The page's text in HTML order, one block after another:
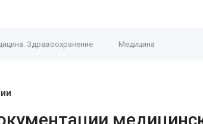
Здравоохранение Медицина